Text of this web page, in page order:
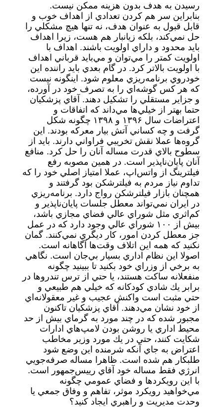
رسيدن به هدف بدون هزينه ممكن نيست.
بنابراين سر هم كردن تعدادي از اهداف خوب و
قابل قبول به عنوان هدف، نه تنها هيچ مشكلي را
حل نمي‌كند، بلكه زيانبار هم هست، زيرا اهداف
بايد محدود و داراي اولويت باشند. اهداف با
اولويت كمتر را مي‌توان و مي‌بايد قرباني اهداف
با اولويت بالاتر كرد. در گام بعدي بايد راننده اين
خودروي برنامه‌ريزي معلوم شود. اينگونه نيست
كه هر كس گوشه‌اي را به تصرف خود در آورده،
و جزاير مستقلي را تشكيل دهند. آقاي پزشكيان
حتما بهتر از خيلي‌ها مي‌داند كه اتفاقات و
اعتراضات سال ۱۳۹۶ و ۱۳۹۸ چگونه شكل
گرفت و چه كساني آتش بيار معركه بودند. اين
گروه‌ها عملا نقش تخريبي فراواني دارند. بايد از
سطوح بالاي قدرت مساله آنان را حل كرد. منافع
آنان پايان‌ناپذير است. در همين مصوبه رفع
فيلترينگ از واتس‌اپ، عملا امتياز اصلي خود را كه
تداوم نياز مردم به فيلترشكن بود گرفتند و
همچنان بازار فيلترشكن رواج دارد. برنامه‌ريزي
در ايران نمي‌تواند معطل جلسات پايان‌ناپذير و
كم‌اثري مثل شوراي عالي فضاي مجازي باشد،
بيش از ۱۰۰ شوراي عالي وجود دارد كه در عمل
جز معطل كردن امور، كار ديگري نمي‌كنند. گمان
نكنيد كه همه اين اتلاف وقت‌ها آگاهانه است.
اصولا اين نظام اداري بسيار بي‌جان است. نگاهي
به برخي از وزراي خود بكنيد تا ببينید چگونه
منفعلانه ساكت هستند، يا حتي از ترس تندروها در
برابر يك شادي كودكانه كه خيلي هم طبيعي و
حتي مثبت است واكنش عجيب و غير معقولانه‌اي
از خود نشان مي‌دهند. آقاي پزشكيان تاكنون
مجبور شده كه در چند مورد به گرماي بيش از حد
محيط اداري يا روشن بودن لامپ‌هاي ادارات
شكايت كنند، حتي در يك مورد وزير مخاطب
اعتراض به جاي آنكه شرمنده اين وضع شود
طلبكار هم شده است. ظاهرا مساله صرفه‌جويي
انرژي فقط مساله خود آقاي رييس‌جمهور است.
با اين رويكردها و فضاي عمومي چگونه
مي‌خواهيد رويكرد موثر، تفاهم و وفاق جمعي يا
وحدت مديريت و راهبري ايجاد كنيد؟